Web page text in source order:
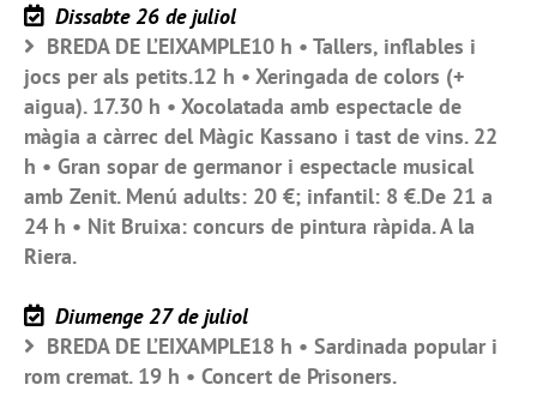
Dissabte 26 de juliol
BREDA DE L’EIXAMPLE10 h • Tallers, inflables i
jocs per als petits.12 h • Xeringada de colors (+
aigua). 17.30 h • Xocolatada amb espectacle de
màgia a càrrec del Màgic Kassano i tast de vins. 22
h • Gran sopar de germanor i espectacle musical
amb Zenit. Menú adults: 20 €; infantil: 8 €.De 21 a
24 h • Nit Bruixa: concurs de pintura ràpida. A la
Riera.
Diumenge 27 de juliol
BREDA DE L’EIXAMPLE18 h • Sardinada popular i
rom cremat. 19 h • Concert de Prisoners.